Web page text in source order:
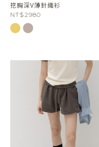
挖胸深V薄針織衫
NT$2980